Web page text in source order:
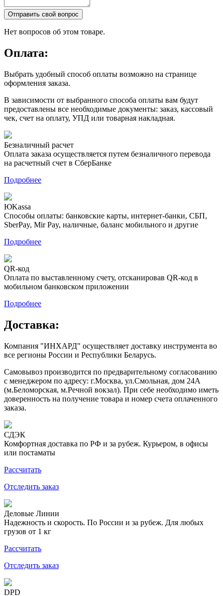
Отправить свой вопрос
Нет вопросов об этом товаре.
Оплата:
Выбрать удобный способ оплаты возможно на странице
оформления заказа.
В зависимости от выбранного способа оплаты вам будут
предоставлены все необходимые документы: заказ, кассовый
чек, счет на оплату, УПД или товарная накладная.
Безналичный расчет
Оплата заказа осуществляется путем безналичного перевода
на расчетный счет в СберБанке
Подробнее
ЮKassa
Способы оплаты: банковские карты, интернет-банки, СБП,
SberPay, Mir Pay, наличные, баланс мобильного и другие
Подробнее
QR-код
Оплата по выставленному счету, отсканировав QR-код в
мобильном банковском приложении
Подробнее
Доставка:
Компания "ИНХАРД" осуществляет доставку инструмента во
все регионы России и Республики Беларусь.
Самовывоз производится по предварительному согласованию
с менеджером по адресу: г.Москва, ул.Смольная, дом 24А
(м.Беломорская, м.Речной вокзал). При себе необходимо иметь
доверенность на получение товара и номер счета оплаченного
заказа.
СДЭК
Комфортная доставка по РФ и за рубеж. Курьером, в офисы
или постаматы
Рассчитать
Отследить заказ
Деловые Линии
Надежность и скорость. По России и за рубеж. Для любых
грузов от 1 кг
Рассчитать
Отследить заказ
DPD